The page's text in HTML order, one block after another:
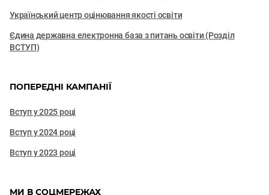
Український центр оцінювання якості освіти
Єдина державна електронна база з питань освіти (Розділ
ВСТУП)
ПОПЕРЕДНІ КАМПАНІЇ
Вступ у 2025 році
Вступ у 2024 році
Вступ у 2023 році
МИ В СОЦМЕРЕЖАХ